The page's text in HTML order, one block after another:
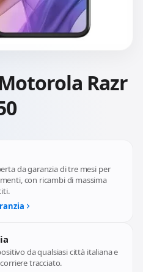
Razr
da garanzia di tre mesi per
con ricambi di massima
da qualsiasi città italiana e
tracciato.